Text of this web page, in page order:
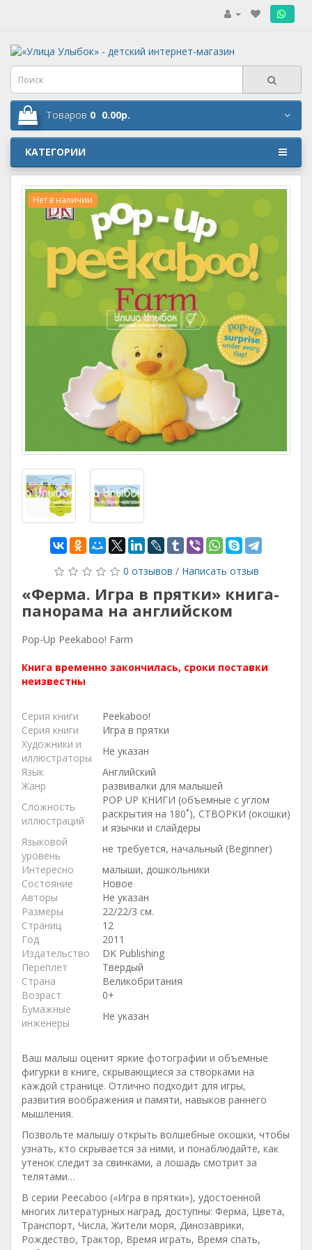
Товаров 0 0.00р.
КАТЕГОРИИ
Нет в наличии
0 отзывов / Написать отзыв
«Ферма. Игра в прятки» книга-
панорама на английском
Pop-Up Peekaboo! Farm
Книга временно закончилась, сроки поставки
неизвестны
Серия книги
Peekaboo!
Серия книги
Игра в прятки
Художники и
иллюстраторы
Не указан
Язык
Английский
Жанр
развивалки для малышей
Сложность
иллюстраций
POP UP КНИГИ (объемные с углом
раскрытия на 180˚), СТВОРКИ (окошки)
и язычки и слайдеры
Языковой
уровень
не требуется, начальный (Beginner)
Интересно
малыши, дошкольники
Состояние
Новое
Авторы
Не указан
Размеры
22/22/3 см.
Страниц
12
Год
2011
Издательство
DK Publishing
Переплет
Твердый
Страна
Великобритания
Возраст
0+
Бумажные
инженеры
Не указан
Ваш малыш оценит яркие фотографии и объемные
фигурки в книге, скрывающиеся за створками на
каждой странице. Отлично подходит для игры,
развития воображения и памяти, навыков раннего
мышления.
Позвольте малышу открыть волшебные окошки, чтобы
узнать, кто скрывается за ними, и понаблюдайте, как
утенок следит за свинками, а лошадь смотрит за
телятами…
В серии Peecaboo («Игра в прятки»), удостоенной
многих литературных наград, доступны: Ферма, Цвета,
Транспорт, Числа, Жители моря, Динозаврики,
Рождество, Трактор, Время играть, Время спать,